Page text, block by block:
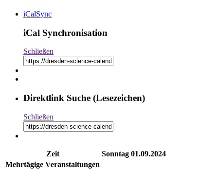
iCalSync
iCal Synchronisation
Schließen
Direktlink Suche (Lesezeichen)
Schließen
Zeit Sonntag 01.09.2024
Mehr­tä­gige Ver­an­stal­tungen